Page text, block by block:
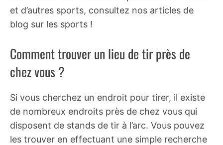
et d’autres sports, consultez nos articles de
blog sur les sports !
Comment trouver un lieu de tir près de
chez vous ?
Si vous cherchez un endroit pour tirer, il existe
de nombreux endroits près de chez vous qui
disposent de stands de tir à l’arc. Vous pouvez
les trouver en effectuant une simple recherche